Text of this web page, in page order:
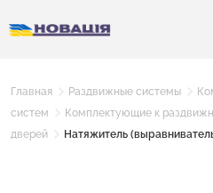
Главная Раздвижные системы
систем
Комплектующие к
дверей
Натяжитель